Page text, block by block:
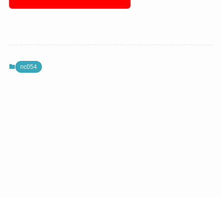
nc054